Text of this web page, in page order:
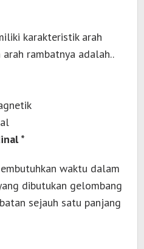
karakteristik arah
rambatnya adalah..
*
waktu dalam
dibutukan gelombang
sejauh satu panjang